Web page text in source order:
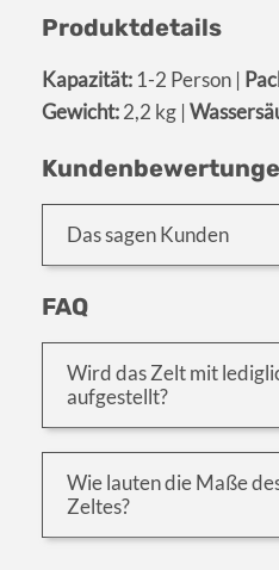
Produktdetails
Kapazität: 1-2 Person |
Gewicht:2,2 kg |
Das sagen Kunden
FAQ
Wird das Zelt mit
aufgestellt?
Wie lauten die Maße
Zeltes?